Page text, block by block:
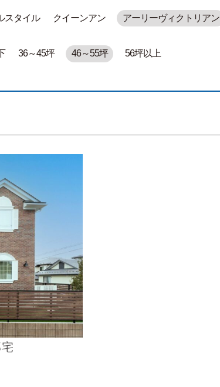
スタイル クイーンアン アーリーヴィクトリアン
36～45坪 46～55坪 56坪以上